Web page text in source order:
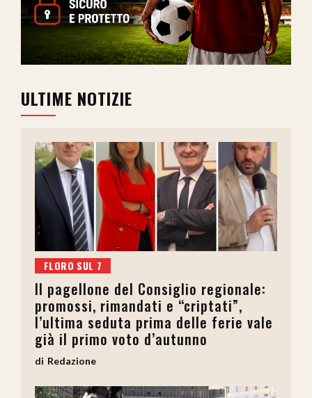
ULTIME NOTIZIE
FLORO SUL 7
Il pagellone del Consiglio regionale:
promossi, rimandati e “criptati”,
l’ultima seduta prima delle ferie vale
già il primo voto d’autunno
Redazione